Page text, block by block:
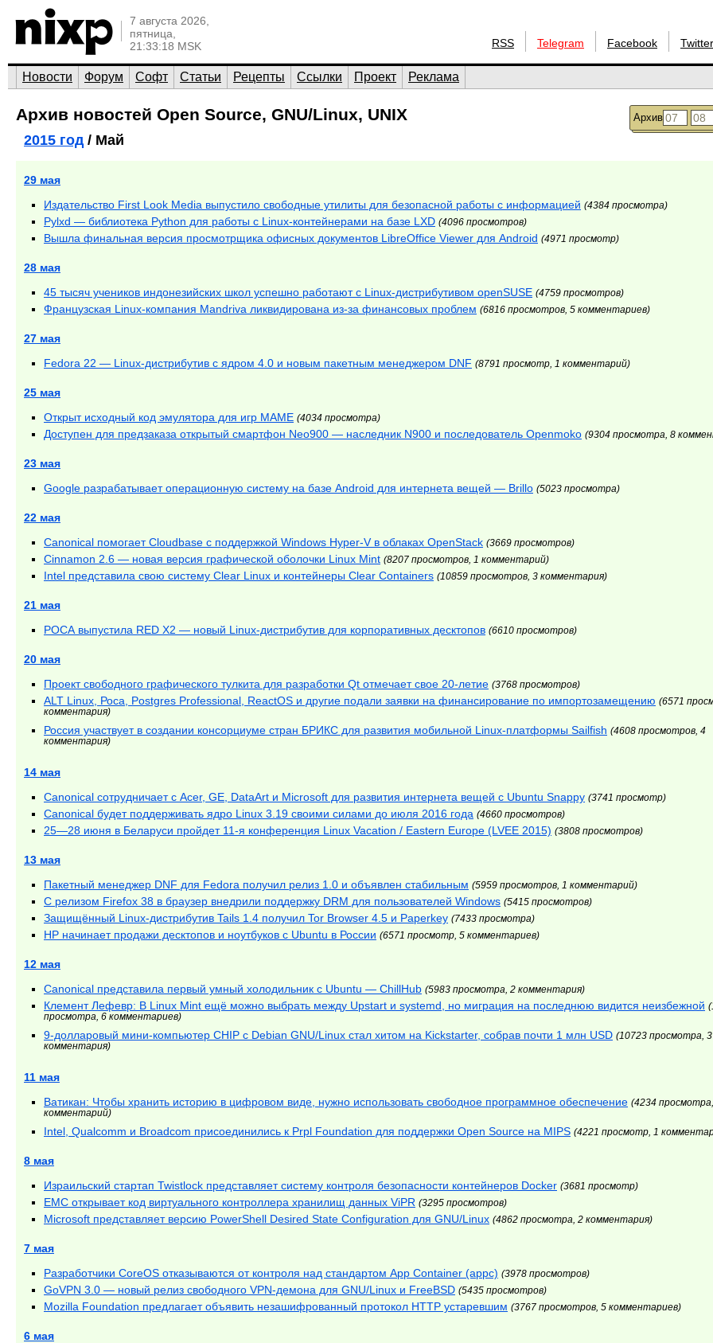
7 августа 2026,
пятница,
21:33:18 MSK
RSS Telegram Facebook Twitter
Новости Форум Софт Статьи Рецепты Ссылки Проект Реклама
Архив
Архив новостей Open Source, GNU/Linux, UNIX
2015 год/ Май
29 мая
Издательство First Look Media выпустило свободные утилиты для безопасной работы с информацией (4384 просмотра)
Pylxd — библиотека Python для работы с Linux-контейнерами на базе LXD (4096 просмотров)
Вышла финальная версия просмотрщика офисных документов LibreOffice Viewer для Android (4971 просмотр)
28 мая
45 тысяч учеников индонезийских школ успешно работают с Linux-дистрибутивом openSUSE (4759 просмотров)
Французская Linux-компания Mandriva ликвидирована из-за финансовых проблем (6816 просмотров, 5 комментариев)
27 мая
Fedora 22 — Linux-дистрибутив с ядром 4.0 и новым пакетным менеджером DNF (8791 просмотр, 1 комментарий)
25 мая
Открыт исходный код эмулятора для игр MAME (4034 просмотра)
Доступен для предзаказа открытый смартфон Neo900 — наследник N900 и последователь Openmoko (9304 просмотра, 8
23 мая
Google разрабатывает операционную систему на базе Android для интернета вещей — Brillo (5023 просмотра)
22 мая
Canonical помогает Cloudbase с поддержкой Windows Hyper-V в облаках OpenStack (3669 просмотров)
Cinnamon 2.6 — новая версия графической оболочки Linux Mint (8207 просмотров, 1 комментарий)
Intel представила свою систему Clear Linux и контейнеры Clear Containers (10859 просмотров, 3 комментария)
21 мая
РОСА выпустила RED X2 — новый Linux-дистрибутив для корпоративных десктопов (6610 просмотров)
20 мая
Проект свободного графического тулкита для разработки Qt отмечает свое 20-летие (3768 просмотров)
ALT Linux, Роса, Postgres Professional, ReactOS и другие подали заявки на финансирование по импортозамещению (6571
комментария)
Россия участвует в создании консорциуме стран БРИКС для развития мобильной Linux-платформы Sailfish (4608 просмотров, 4
комментария)
14 мая
Canonical сотрудничает с Acer, GE, DataArt и Microsoft для развития интернета вещей с Ubuntu Snappy (3741 просмотр)
Canonical будет поддерживать ядро Linux 3.19 своими силами до июля 2016 года (4660 просмотров)
25—28 июня в Беларуси пройдет 11-я конференция Linux Vacation / Eastern Europe (LVEE 2015) (3808 просмотров)
13 мая
Пакетный менеджер DNF для Fedora получил релиз 1.0 и объявлен стабильным (5959 просмотров, 1 комментарий)
С релизом Firefox 38 в браузер внедрили поддержку DRM для пользователей Windows (5415 просмотров)
Защищённый Linux-дистрибутив Tails 1.4 получил Tor Browser 4.5 и Paperkey (7433 просмотра)
HP начинает продажи десктопов и ноутбуков с Ubuntu в России (6571 просмотр, 5 комментариев)
12 мая
Canonical представила первый умный холодильник с Ubuntu — ChillHub (5983 просмотра, 2 комментария)
Клемент Лефевр: В Linux Mint ещё можно выбрать между Upstart и systemd, но миграция на последнюю видится неизбежной
просмотра, 6 комментариев)
9-долларовый мини-компьютер CHIP с Debian GNU/Linux стал хитом на Kickstarter, собрав почти 1 млн USD (10723 просмотра, 3
комментария)
11 мая
Ватикан: Чтобы хранить историю в цифровом виде, нужно использовать свободное программное обеспечение (4234
комментарий)
Intel, Qualcomm и Broadcom присоединились к Prpl Foundation для поддержки Open Source на MIPS (4221 просмотр, 1
8 мая
Израильский стартап Twistlock представляет систему контроля безопасности контейнеров Docker (3681 просмотр)
EMC открывает код виртуального контроллера хранилищ данных ViPR (3295 просмотров)
Microsoft представляет версию PowerShell Desired State Configuration для GNU/Linux (4862 просмотра, 2 комментария)
7 мая
Разработчики CoreOS отказываются от контроля над стандартом App Container (appc) (3978 просмотров)
GoVPN 3.0 — новый релиз свободного VPN-демона для GNU/Linux и FreeBSD (5435 просмотров)
Mozilla Foundation предлагает объявить незашифрованный протокол HTTP устаревшим (3767 просмотров, 5 комментариев)
6 мая